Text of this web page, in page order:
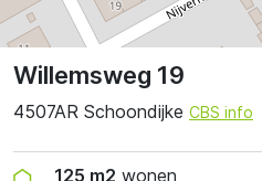
Willemsweg 19
4507AR Schoondijke CBS info
125 m2 wonen